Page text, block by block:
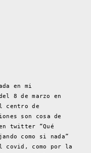
en mi
8 de marzo en
centro de
son cosa de
twitter “Qué
como si nada”
como por la